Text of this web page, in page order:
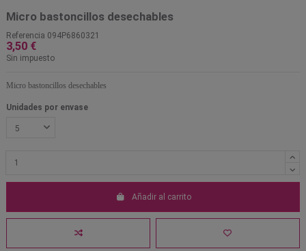
Micro bastoncillos desechables
Referencia 094P6860321
3,50 €
Sin impuesto
Micro bastoncillos desechables
Unidades por envase
Añadir al carrito